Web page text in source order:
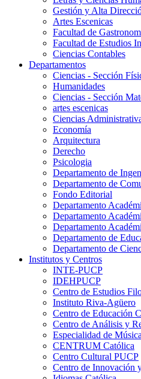
Gestión y Alta
Artes Escenicas
Facultad de
Facultad de Estudios
Ciencias Contables
Departamentos
Ciencias - Sección
Humanidades
Ciencias - Sección
artes escenicas
Ciencias
Economía
Arquitectura
Derecho
Psicologia
Departamento de
Departamento de
Fondo Editorial
Departamento
Departamento
Departamento
Departamento de
Departamento de
Institutos y Centros
INTE-PUCP
IDEHPUCP
Centro de Estudios
Instituto Riva-Agüero
Centro de Educación
Centro de Análisis y
Especialidad de Música
CENTRUM Católica
Centro Cultural PUCP
Centro de Innovación